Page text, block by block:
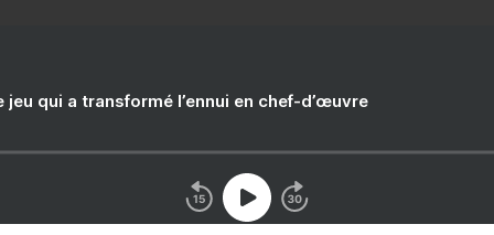
jeu qui a transformé l’ennui en chef-d’œuvre